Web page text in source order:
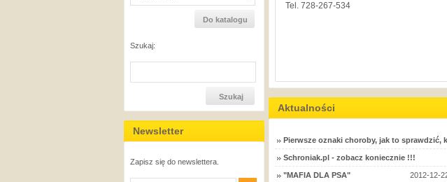
Szukaj:
Newsletter
Zapisz się do newslettera.
Tel. 728-267-534
Aktualności
Pierwsze oznaki choroby, jak to sprawdzić,
Schroniak.pl - zobacz koniecznie !!!
"MAFIA DLA PSA" 2012-12-